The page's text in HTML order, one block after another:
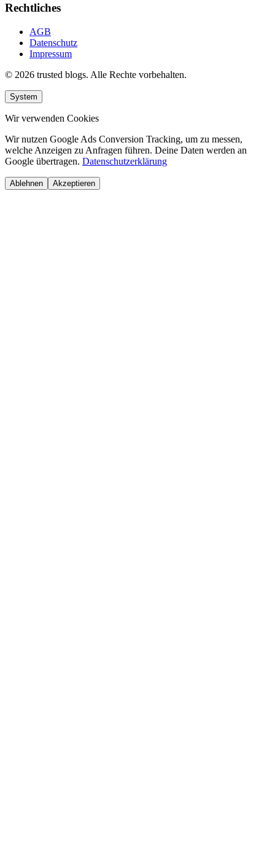
Rechtliches
AGB
Datenschutz
Impressum
© 2026 trusted blogs. Alle Rechte vorbehalten.
System
Wir verwenden Cookies
Wir nutzen Google Ads Conversion Tracking, um zu messen,
welche Anzeigen zu Anfragen führen. Deine Daten werden an
Google übertragen. Datenschutzerklärung
Ablehnen Akzeptieren